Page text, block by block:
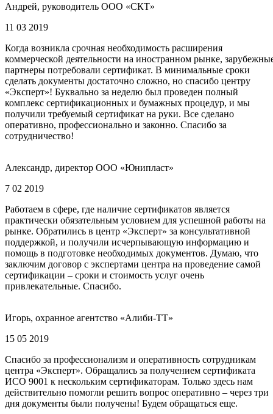
Андрей, руководитель ООО «СКТ»
11 03 2019
Когда возникла срочная необходимость расширения
коммерческой деятельности на иностранном рынке,
партнеры потребовали сертификат. В минимальные сроки
сделать документы достаточно сложно, но спасибо центру
«Эксперт»! Буквально за неделю был проведен полный
комплекс сертификационных и бумажных процедур, и мы
получили требуемый сертификат на руки. Все сделано
оперативно, профессионально и законно. Спасибо за
сотрудничество!
Александр, директор ООО «Юнипласт»
7 02 2019
Работаем в сфере, где наличие сертификатов является
практически обязательным условием для успешной работы на
рынке. Обратились в центр «Эксперт» за консультативной
поддержкой, и получили исчерпывающую информацию и
помощь в подготовке необходимых документов. Думаю, что
заключим договор с экспертами центра на проведение самой
сертификации – сроки и стоимость услуг очень
привлекательные. Спасибо.
Игорь, охранное агентство «Алиби-ТТ»
15 05 2019
Спасибо за профессионализм и оперативность сотрудникам
центра «Эксперт». Обращались за получением сертификата
ИСО 9001 к нескольким сертификаторам. Только здесь нам
действительно помогли решить вопрос оперативно – через три
дня документы были получены! Будем обращаться еще.